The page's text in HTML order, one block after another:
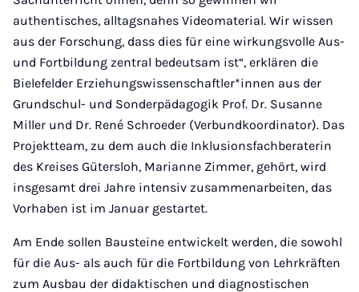
authentisches, alltagsnahes Videomaterial. Wir wissen
aus der Forschung, dass dies für eine wirkungsvolle Aus-
und Fortbildung zentral bedeutsam ist“, erklären die
Bielefelder Erziehungswissenschaftler*innen aus der
Grundschul- und Sonderpädagogik Prof. Dr. Susanne
Miller und Dr. René Schroeder (Verbundkoordinator). Das
Projektteam, zu dem auch die Inklusionsfachberaterin
des Kreises Gütersloh, Marianne Zimmer, gehört, wird
insgesamt drei Jahre intensiv zusammenarbeiten, das
Vorhaben ist im Januar gestartet.
Am Ende sollen Bausteine entwickelt werden, die sowohl
für die Aus- als auch für die Fortbildung von Lehrkräften
zum Ausbau der didaktischen und diagnostischen